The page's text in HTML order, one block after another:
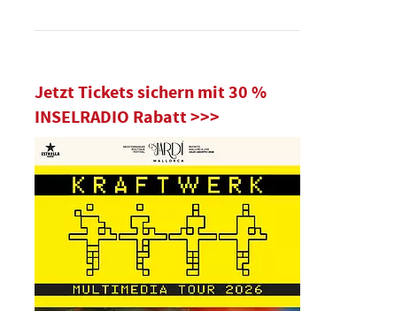
Jetzt Tickets sichern mit 30 %
INSELRADIO Rabatt >>>